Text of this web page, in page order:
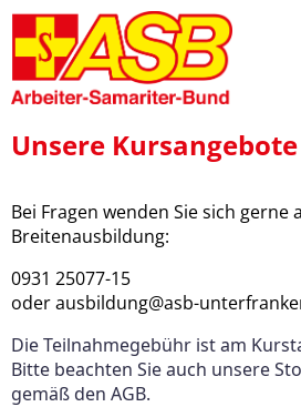
Unsere Kursangebote
Bei Fragen wenden Sie sich gerne
Breitenausbildung:
0931 25077-15
oder ausbildung@asb-
Die Teilnahmegebühr ist am
Bitte beachten Sie auch unsere
gemäß den AGB.